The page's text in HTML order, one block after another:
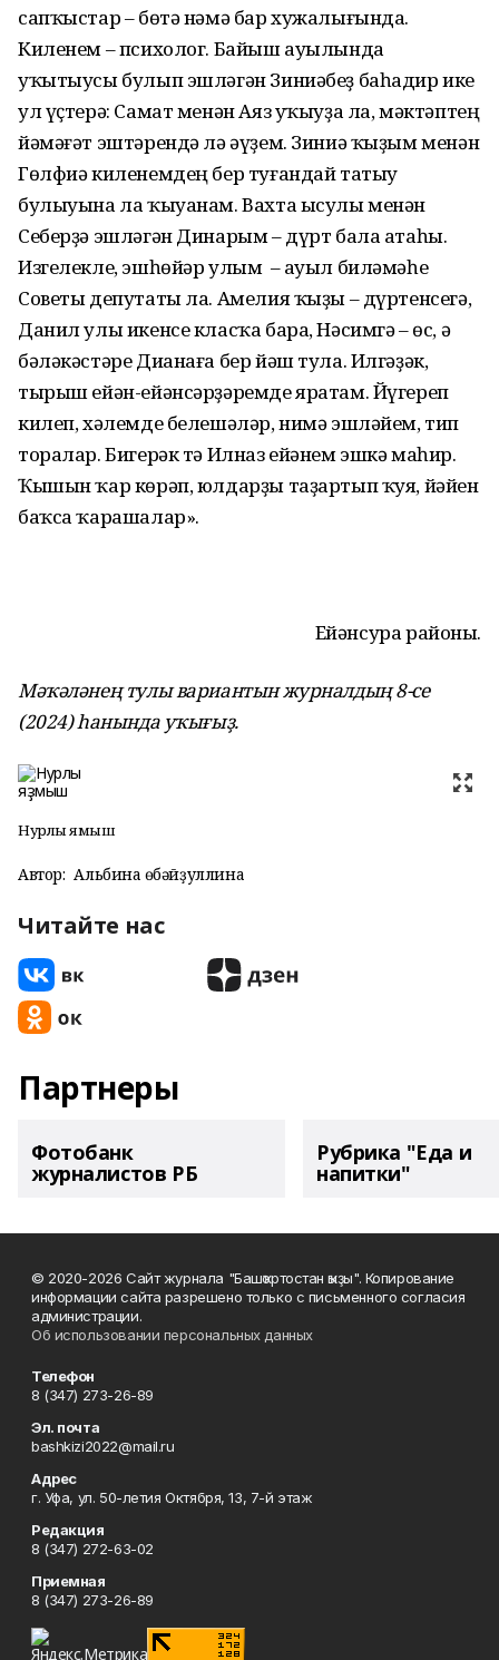
сапҡыстар – бөтә нәмә бар хужалығында.
Киленем – психолог. Байыш ауылында
уҡытыусы булып эшләгән Зиниәбеҙ баһадир ике
ул үҫтерә: Самат менән Аяз уҡыуҙа ла, мәктәптең
йәмәғәт эштәрендә лә әүҙем. Зиниә ҡыҙым менән
Гөлфиә киленемдең бер туғандай татыу
булыуына ла ҡыуанам. Вахта ысулы менән
Себерҙә эшләгән Динарым – дүрт бала атаһы.
Изгелекле, эшһөйәр улым – ауыл биләмәһе
Советы депутаты ла. Амелия ҡыҙы – дүртенсегә,
Данил улы икенсе класҡа бара, Нәсимгә – өс, ә
бәләкәстәре Дианаға бер йәш тула. Илгәҙәк,
тырыш ейән-ейәнсәрҙәремде яратам. Йүгереп
килеп, хәлемде белешәләр, нимә эшләйем, тип
торалар. Бигерәк тә Илназ ейәнем эшкә маһир.
Ҡышын ҡар көрәп, юлдарҙы таҙартып ҡуя, йәйен
баҡса ҡарашалар».
Ейәнсура районы.
Мәҡәләнең тулы вариантын журналдың 8-се
(2024) һанында уҡығыҙ.
Нурлы яҙмыш
Автор: Альбина Ғөбәйҙуллина
Читайте нас
Партнеры
Фотобанк
журналистов РБ
Рубрика "Еда и
напитки"
© 2020-2026 Сайт журнала "Башҡортостан ҡыҙы". Копирование
информации сайта разрешено только с письменного согласия
администрации.
Об использовании персональных данных
Телефон
8 (347) 273-26-89
Эл. почта
bashkizi2022@mail.ru
Адрес
г. Уфа, ул. 50-летия Октября, 13, 7-й этаж
Редакция
8 (347) 272-63-02
Приемная
8 (347) 273-26-89